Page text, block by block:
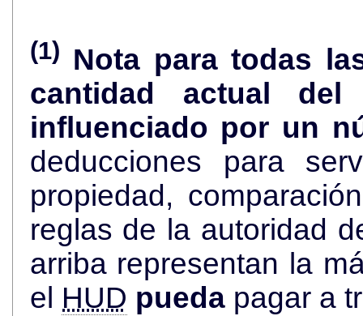
(1) Nota para todas
cantidad actual
influenciado por un
deducciones para
propiedad,
reglas de la autoridad de
arriba representan la más alta cantidad de dólares que
el HUD puedapagar a